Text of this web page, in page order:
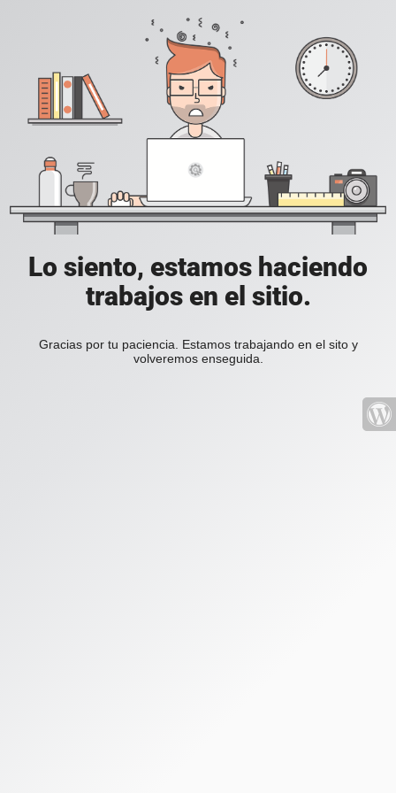
Lo siento, estamos haciendo
trabajos en el sitio.
Gracias por tu paciencia. Estamos trabajando en el sito y
volveremos enseguida.